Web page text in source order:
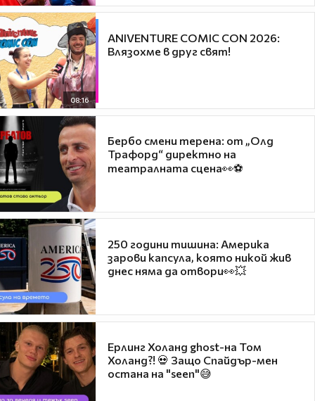
08:16
ANIVENTURE COMIC CON 2026:
Влязохме в друг свят!
Бербо смени терена: от „Олд
Трафорд“ директно на
театралната сцена👀⚽
250 години тишина: Америка
зарови капсула, която никой жив
днес няма да отвори👀💥
Ерлинг Холанд ghost-на Том
Холанд?! 💀 Защо Спайдър-мен
остана на "seen"😅